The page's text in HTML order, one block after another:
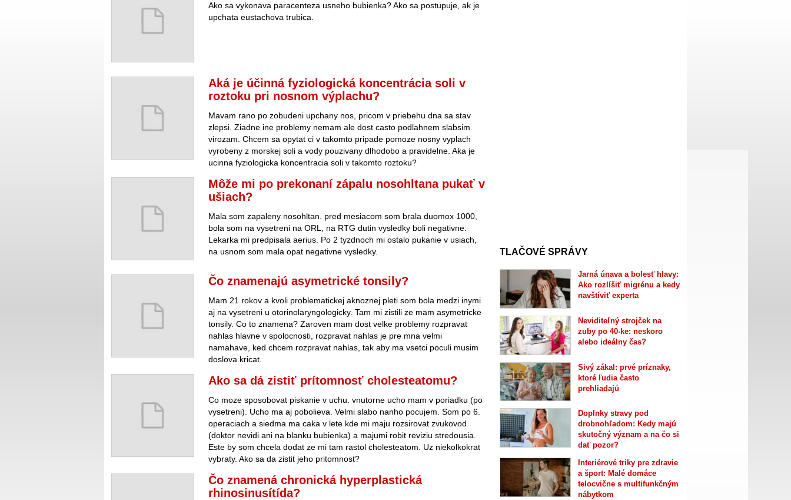
Ako sa vykonava paracenteza usneho bubienka? Ako sa postupuje, ak je
upchata eustachova trubica.
Aká je účinná fyziologická koncentrácia soli v
roztoku pri nosnom výplachu?
Mavam rano po zobudeni upchany nos, pricom v priebehu dna sa stav
zlepsi. Ziadne ine problemy nemam ale dost casto podlahnem slabsim
virozam. Chcem sa opytat ci v takomto pripade pomoze nosny vyplach
vyrobeny z morskej soli a vody pouzivany dlhodobo a pravidelne. Aka je
ucinna fyziologicka koncentracia soli v takomto roztoku?
Môže mi po prekonaní zápalu nosohltana pukať v
ušiach?
Mala som zapaleny nosohltan. pred mesiacom som brala duomox 1000,
bola som na vysetreni na ORL, na RTG dutin vysledky boli negativne.
Lekarka mi predpisala aerius. Po 2 tyzdnoch mi ostalo pukanie v usiach,
na usnom som mala opat negativne vysledky.
Čo znamenajú asymetrické tonsily?
Mam 21 rokov a kvoli problematickej aknoznej pleti som bola medzi inymi
aj na vysetreni u otorinolaryngologicky. Tam mi zistili ze mam asymetricke
tonsily. Co to znamena? Zaroven mam dost velke problemy rozpravat
nahlas hlavne v spolocnosti, rozpravat nahlas je pre mna velmi
namahave, ked chcem rozpravat nahlas, tak aby ma vsetci poculi musim
doslova kricat.
Ako sa dá zistiť prítomnosť cholesteatomu?
Co moze sposobovat piskanie v uchu. vnutorne ucho mam v poriadku (po
vysetreni). Ucho ma aj pobolieva. Velmi slabo nanho pocujem. Som po 6.
operaciach a siedma ma caka v lete kde mi maju rozsirovat zvukovod
(doktor nevidi ani na blanku bubienka) a majumi robit reviziu stredousia.
Este by som chcela dodat ze mi tam rastol cholesteatom. Uz niekolkokrat
vybraty. Ako sa da zistit jeho pritomnost?
Čo znamená chronická hyperplastická
rhinosinusítída?
TLAČOVÉ SPRÁVY
Jarná únava a bolesť hlavy:
Ako rozlíšiť migrénu a kedy
navštíviť experta
Neviditeľný strojček na
zuby po 40-ke: neskoro
alebo ideálny čas?
Sivý zákal: prvé príznaky,
ktoré ľudia často
prehliadajú
Doplnky stravy pod
drobnohľadom: Kedy majú
skutočný význam a na čo si
dať pozor?
Interiérové triky pre zdravie
a šport: Malé domáce
telocvične s multifunkčným
nábytkom